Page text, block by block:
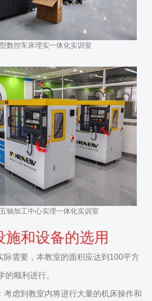
数控车床理实一体化实训室
轴加工中心实理一体化实训室
施和设备的选用
际需要，本教室的面积应达到100平方
的顺利进行。
考虑到教室内将进行大量的机床操作和